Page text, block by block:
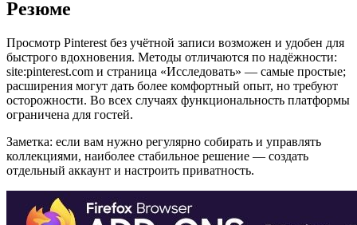
Резюме
Просмотр Pinterest без учётной записи возможен и удобен для
быстрого вдохновения. Методы отличаются по надёжности:
site:pinterest.com и страница «Исследовать» — самые простые;
расширения могут дать более комфортный опыт, но требуют
осторожности. Во всех случаях функциональность платформы
ограничена для гостей.
Заметка: если вам нужно регулярно собирать и управлять
коллекциями, наиболее стабильное решение — создать
отдельный аккаунт и настроить приватность.